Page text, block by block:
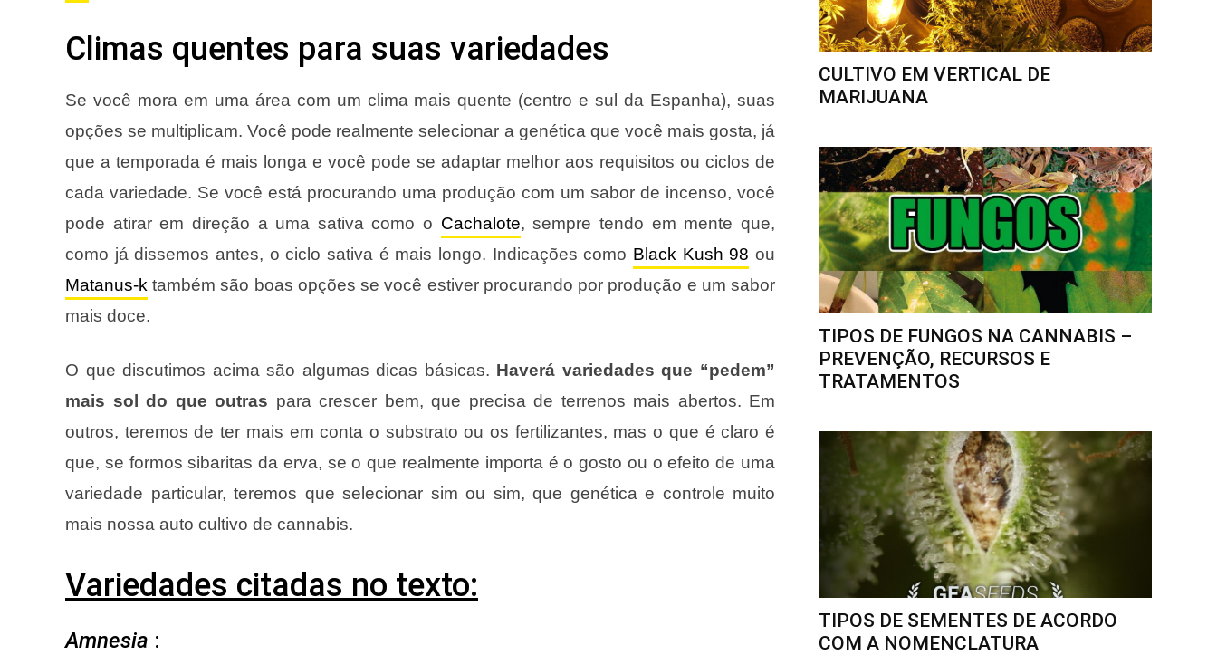
Climas quentes para suas variedades
Se você mora em uma área com um clima mais quente (centro e sul da Espanha), suas
opções se multiplicam. Você pode realmente selecionar a genética que você mais gosta, já
que a temporada é mais longa e você pode se adaptar melhor aos requisitos ou ciclos de
cada variedade. Se você está procurando uma produção com um sabor de incenso, você
pode atirar em direção a uma sativa como o Cachalote, sempre tendo em mente que,
como já dissemos antes, o ciclo sativa é mais longo. Indicações como Black Kush 98 ou
Matanus-k também são boas opções se você estiver procurando por produção e um sabor
mais doce.
O que discutimos acima são algumas dicas básicas. Haverá variedades que “pedem”
mais sol do que outras para crescer bem, que precisa de terrenos mais abertos. Em
outros, teremos de ter mais em conta o substrato ou os fertilizantes, mas o que é claro é
que, se formos sibaritas da erva, se o que realmente importa é o gosto ou o efeito de uma
variedade particular, teremos que selecionar sim ou sim, que genética e controle muito
mais nossa auto cultivo de cannabis.
Variedades citadas no texto:
Amnesia :
CULTIVO EM VERTICAL DE
MARIJUANA
TIPOS DE FUNGOS NA CANNABIS –
PREVENÇÃO, RECURSOS E
TRATAMENTOS
TIPOS DE SEMENTES DE ACORDO
COM A NOMENCLATURA